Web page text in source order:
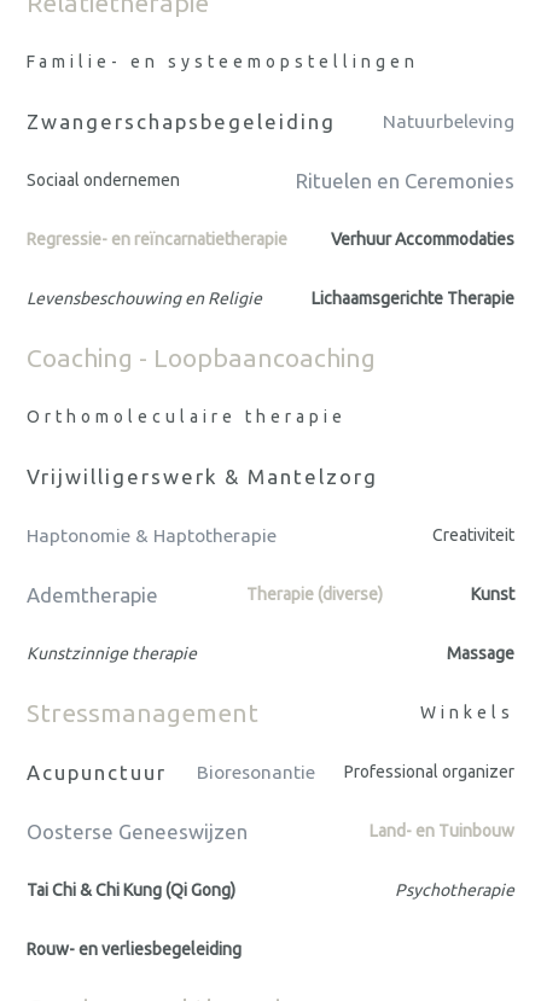
Familie- en systeemopstellingen
Zwangerschapsbegeleiding Natuurbeleving
Sociaal ondernemen Rituelen en Ceremonies
Regressie- en reïncarnatietherapie Verhuur Accommodaties
Levensbeschouwing en Religie Lichaamsgerichte Therapie
Coaching - Loopbaancoaching
Orthomoleculaire therapie
Vrijwilligerswerk & Mantelzorg
Haptonomie & Haptotherapie Creativiteit
Ademtherapie Therapie (diverse) Kunst
Kunstzinnige therapie Massage
Stressmanagement Winkels
Acupunctuur Bioresonantie Professional organizer
Oosterse Geneeswijzen Land- en Tuinbouw
Tai Chi & Chi Kung (Qi Gong) Psychotherapie
Rouw- en verliesbegeleiding